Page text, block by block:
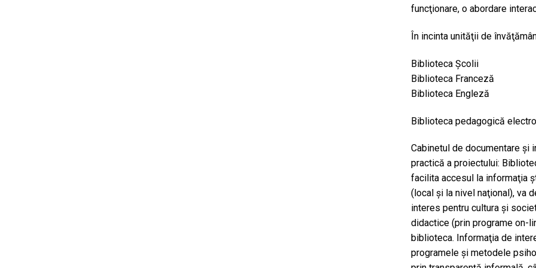
funcţionare, o abordare
În incinta unităţii de
Biblioteca Şcolii
Biblioteca Franceză
Biblioteca Engleză
Biblioteca pedagogică
Cabinetul de documentare şi
practică a proiectului:
facilita accesul la informaţia
(local şi la nivel naţional), va
interes pentru cultura şi
didactice (prin programe on-
biblioteca. Informaţia de
programele şi metodele